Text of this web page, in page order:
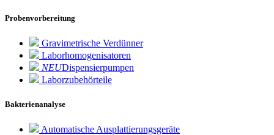
Probenvorbereitung
Gravimetrische Verdünner
Laborhomogenisatoren
NEUDispensierpumpen
Laborzubehörteile
Bakterienanalyse
Automatische Ausplattierungsgeräte